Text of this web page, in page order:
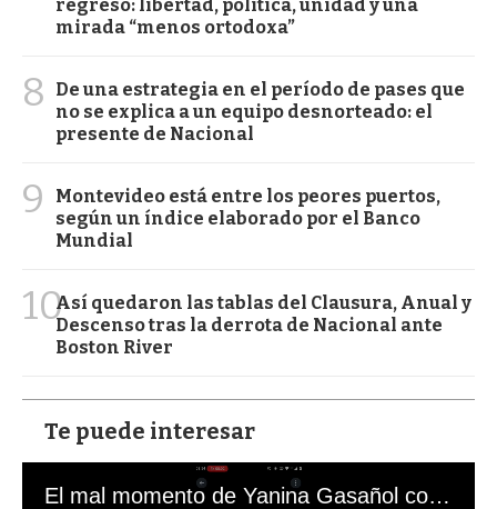
regreso: libertad, política, unidad y una
mirada “menos ortodoxa”
8
De una estrategia en el período de pases que
no se explica a un equipo desnorteado: el
presente de Nacional
9
Montevideo está entre los peores puertos,
según un índice elaborado por el Banco
Mundial
10Así quedaron las tablas del Clausura, Anual y
Descenso tras la derrota de Nacional ante
Boston River
Te puede interesar
El mal momento de Yanina Gasañol con un hincha argentino en "Subrayado"